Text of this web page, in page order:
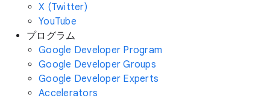
X (Twitter)
YouTube
プログラム
Google Developer Program
Google Developer Groups
Google Developer Experts
Accelerators